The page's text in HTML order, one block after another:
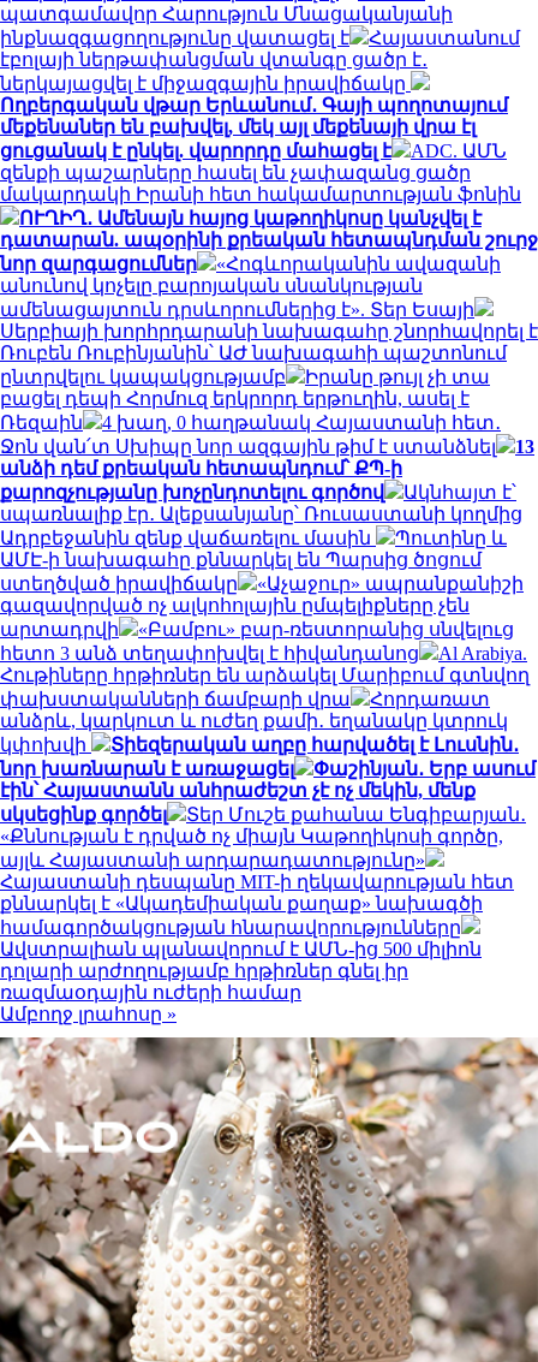
պատգամավոր Հարություն Մնացականյանի
ինքնազգացողությունը վատացել է
Հայաստանում
էբոլայի ներթափանցման վտանգը ցածր է․
ներկայացվել է միջազգային իրավիճակը
Ողբերգական վթար Երևանում․ Գայի պողոտայում
մեքենաներ են բախվել, մեկ այլ մեքենայի վրա էլ
ցուցանակ է ընկել. վարորդը մահացել է
ADC. ԱՄՆ
զենքի պաշարները հասել են չափազանց ցածր
մակարդակի Իրանի հետ հակամարտության ֆոնին
ՈՒՂԻՂ․ Ամենայն հայոց կաթողիկոսը կանչվել է
դատարան. ապօրինի քրեական հետապնդման շուրջ
նոր զարգացումներ
«Հոգևորականին ավազանի
անունով կոչելը բարոյական սնանկության
ամենացայտուն դրսևորումներից է». Տեր Եսայի
Սերբիայի խորհրդարանի նախագահը շնորհավորել է
Ռուբեն Ռուբինյանին՝ ԱԺ նախագահի պաշտոնում
ընտրվելու կապակցությամբ
Իրանը թույլ չի տա
բացել դեպի Հորմուզ երկրորդ երթուղին, ասել է
Ռեզաին
4 խաղ, 0 հաղթանակ Հայաստանի հետ․
Ջոն վան՛տ Սխիպը նոր ազգային թիմ է ստանձնել
13
անձի դեմ քրեական հետապնդում՝ ՔՊ-ի
քարոզչությանը խոչընդոտելու գործով
Ակնհայտ է՝
սպառնալիք էր․ Ալեքսանյանը՝ Ռուսաստանի կողմից
Ադրբեջանին զենք վաճառելու մասին
Պուտինը և
ԱՄԷ-ի նախագահը քննարկել են Պարսից ծոցում
ստեղծված իրավիճակը
«Աչաջուր» ապրանքանիշի
գազավորված ոչ ալկոհոլային ըմպելիքները չեն
արտադրվի
«Բամբու» բար-ռեստորանից սնվելուց
հետո 3 անձ տեղափոխվել է հիվանդանոց
Al Arabiya.
Հութիները հրթիռներ են արձակել Մարիբում գտնվող
փախստականների ճամբարի վրա
Հորդառատ
անձրև, կարկուտ և ուժեղ քամի․ եղանակը կտրուկ
կփոխվի
Տիեզերական աղբը հարվածել է Լուսնին․
նոր խառնարան է առաջացել
Փաշինյան․ Երբ ասում
էին՝ Հայաստանն անհրաժեշտ չէ ոչ մեկին, մենք
սկսեցինք գործել
Տեր Մուշե քահանա Ենգիբարյան․
«Քննության է դրված ոչ միայն Կաթողիկոսի գործը,
այլև Հայաստանի արդարադատությունը»
Հայաստանի դեսպանը MIT-ի ղեկավարության հետ
քննարկել է «Ակադեմիական քաղաք» նախագծի
համագործակցության հնարավորությունները
Ավստրալիան պլանավորում է ԱՄՆ-ից 500 միլիոն
դոլարի արժողությամբ հրթիռներ գնել իր
ռազմաօդային ուժերի համար
Ամբողջ լրահոսը »